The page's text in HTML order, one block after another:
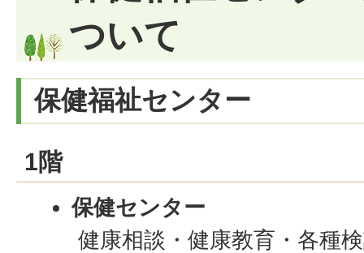
ついて
保健福祉センター
1階
保健センター
健康相談・健康教育・各種